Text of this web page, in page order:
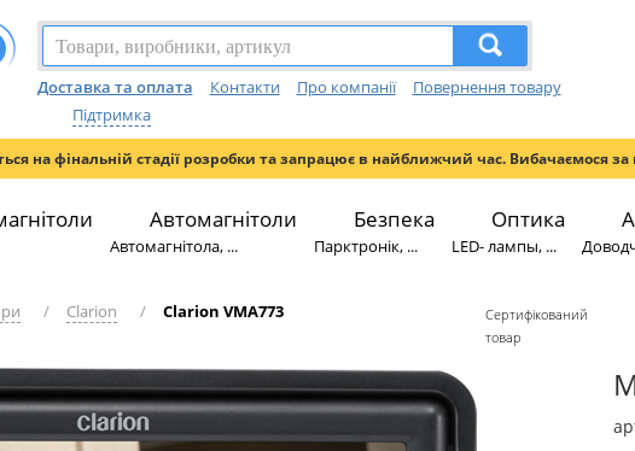
Доставка та оплата Контакти Про компанії
Повернення товару
Підтримка
на фінальній стадії розробки та запрацює в найближчий час. Вибачаємося за
Автомагнітоли
Автомагнітола, ...
Безпека
Парктронік, ...
Оптика
LED- лампы, ...
/ Clarion / Clarion VMA773
Сертифікований
товар